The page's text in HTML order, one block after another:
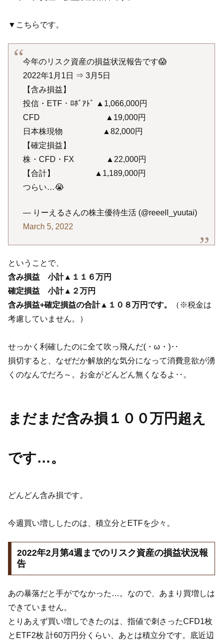
▼こちらです。
今年のリスク資産の損益状況報告です😱
2022年1月1日 ⇒ 3月5日
【含み損益】
投信・ETF・ﾛﾎﾞｱﾄﾞ ▲1,066,000円
CFD ▲19,000円
日本株現物 ▲82,000円
【確定損益】
株・CFD・FX ▲22,000円
【合計】 ▲1,189,000円
つらい…😭
— りーえるさんの株主優待生活 (@reeell_yuutai)
March 5, 2022
ということで、
含み損益 小計▲１１６万円
確定損益 小計▲２万円
含み損益+確定損益の合計▲１０８万円です。
（※税金は
考慮していません。）
せっかく利確したのに全て吹っ飛んだ(・ω・)‥
損切すると、なぜだか解放的な気分になって消費意欲が湧
くのなんでだろ～。お金がどんどん無くなるよ‥。
まだまだ含み損１００万円超え
です…。
どんどん含み損です。
今週買い増ししたのは、積立分とETFを少々。
2022年2月第4週までのリスク資産の損益状況報
告
あの暴落だと手がでなかった…。なので、あまり買増しは
できていません。
とりあえず買い増しできたのは、指値で刺さったCFD1枚
とETF2枚 計60万円分くらい、あとは積立分です。底近辺